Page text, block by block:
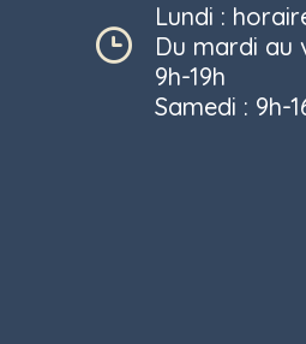
Lundi :
Du mardi au
9h-19h
Samedi : 9h-